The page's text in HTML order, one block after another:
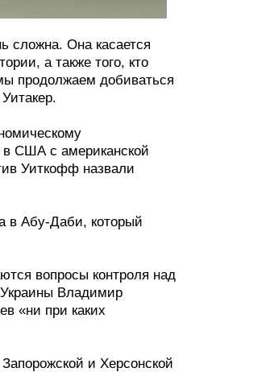
сложна. Она касается
а также того, кто
продолжаем добиваться
в США с американской
Уиткофф назвали
в Абу-Даби, который
вопросы контроля над
Владимир
«ни при каких
и Херсонской